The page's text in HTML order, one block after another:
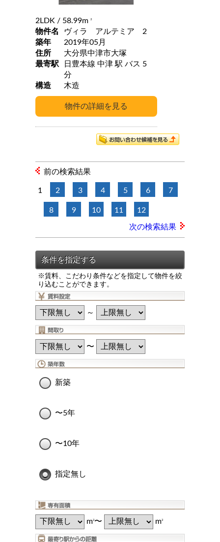
※賃料、こだわり条件などを指定して物件を絞
り込むことができます。
～
〜
新築
〜5年
〜10年
指定無し
m2〜 m2
2LDK / 58.99m 2
物件名
ヴィラ アルテミア 2
築年
2019年05月
住所
大分県中津市大塚
最寄駅
日豊本線 中津 駅 バス 5
分
構造
木造
前の検索結果
1 2 3 4 5 6 7
8 9 10 11 12
次の検索結果